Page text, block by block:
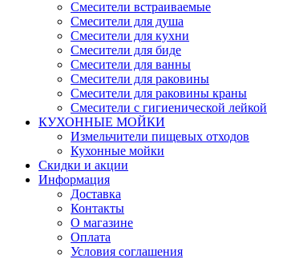
Смесители встраиваемые
Смесители для душа
Смесители для кухни
Смесители для биде
Смесители для ванны
Смесители для раковины
Смесители для раковины краны
Смесители с гигиенической лейкой
КУХОННЫЕ МОЙКИ
Измельчители пищевых отходов
Кухонные мойки
Скидки и акции
Информация
Доставка
Контакты
О магазине
Оплата
Условия соглашения